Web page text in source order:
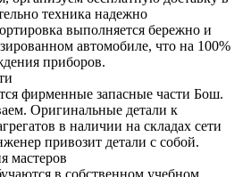
техника надежно
выполняется бережно и
автомобиле, что на 100%
приборов.
фирменные запасные части Бош.
Оригинальные детали к
в наличии на складах сети
привозит детали с собой.
мастеров
в собственном учебном